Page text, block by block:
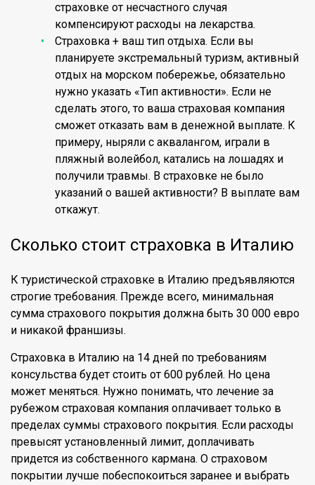
страховке от несчастного случая
компенсируют расходы на лекарства.
Страховка + ваш тип отдыха. Если вы
планируете экстремальный туризм, активный
отдых на морском побережье, обязательно
нужно указать «Тип активности». Если не
сделать этого, то ваша страховая компания
сможет отказать вам в денежной выплате. К
примеру, ныряли с аквалангом, играли в
пляжный волейбол, катались на лошадях и
получили травмы. В страховке не было
указаний о вашей активности? В выплате вам
откажут.
Сколько стоит страховка в Италию
К туристической страховке в Италию предъявляются
строгие требования. Прежде всего, минимальная
сумма страхового покрытия должна быть 30 000 евро
и никакой франшизы.
Страховка в Италию на 14 дней по требованиям
консульства будет стоить от 600 рублей. Но цена
может меняться. Нужно понимать, что лечение за
рубежом страховая компания оплачивает только в
пределах суммы страхового покрытия. Если расходы
превысят установленный лимит, доплачивать
придется из собственного кармана. О страховом
покрытии лучше побеспокоиться заранее и выбрать